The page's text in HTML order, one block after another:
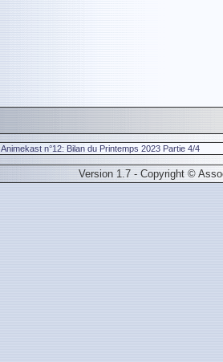
Animekast n°12: Bilan du Printemps 2023 Partie 4/4
Version 1.7 - Copyright ©